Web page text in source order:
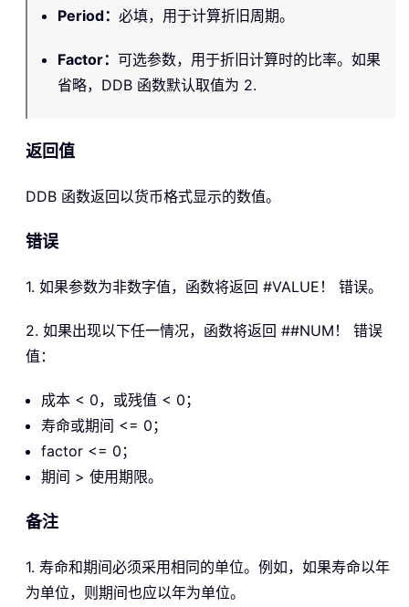
Period： 必填，用于计算折旧周期。
Factor： 可选参数，用于折旧计算时的比率。如果
省略，DDB 函数默认取值为 2.
返回值
DDB 函数返回以货币格式显示的数值。
错误
1. 如果参数为非数字值，函数将返回 #VALUE！ 错误。
2. 如果出现以下任一情况，函数将返回 ##NUM！ 错误
值：
成本 < 0，或残值 < 0；
寿命或期间 <= 0；
factor <= 0；
期间 > 使用期限。
备注
1. 寿命和期间必须采用相同的单位。例如，如果寿命以年
为单位，则期间也应以年为单位。